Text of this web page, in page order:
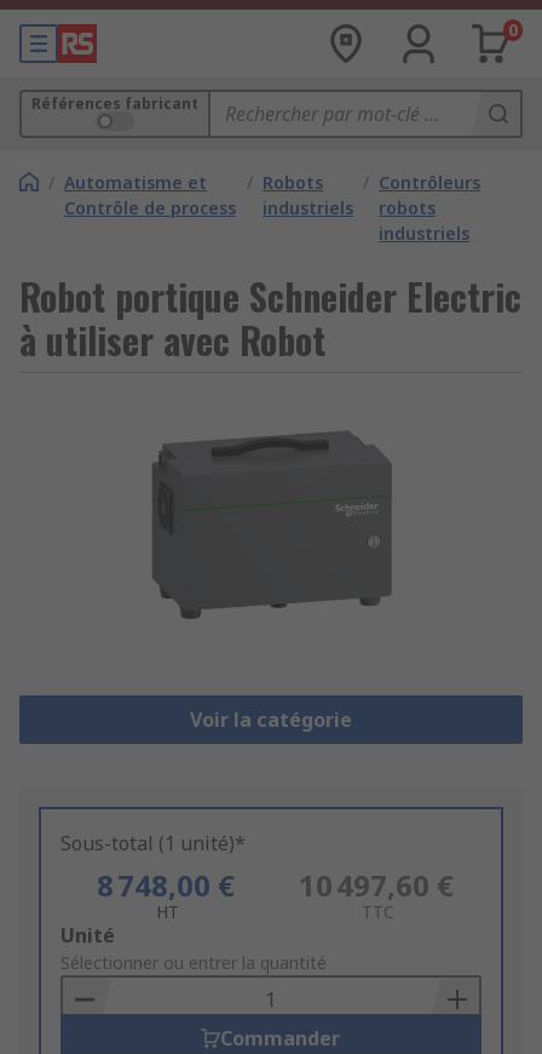
0
Références fabricant
/ Automatisme et
Contrôle de process
/ Robots
industriels
/ Contrôleurs
robots
industriels
Robot portique Schneider Electric
à utiliser avec Robot
Voir la catégorie
Sous-total (1 unité)*
8 748,00 €
HT
10 497,60 €
TTC
Add
to
Basket
Unité
Sélectionner ou entrer la quantité
Commander